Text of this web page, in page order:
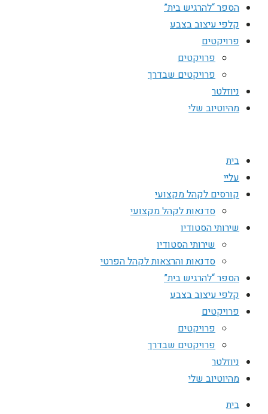
הספר “להרגיש בית”
קלפי עיצוב בצבע
פרויקטים
פרויקטים
פרויקטים שבדרך
ניוזלטר
מהיוטיוב שלי
בית
עליי
קורסים לקהל מקצועי
סדנאות לקהל מקצועי
שירותי הסטודיו
שירותי הסטודיו
סדנאות והרצאות לקהל הפרטי
הספר “להרגיש בית”
קלפי עיצוב בצבע
פרויקטים
פרויקטים
פרויקטים שבדרך
ניוזלטר
מהיוטיוב שלי
בית